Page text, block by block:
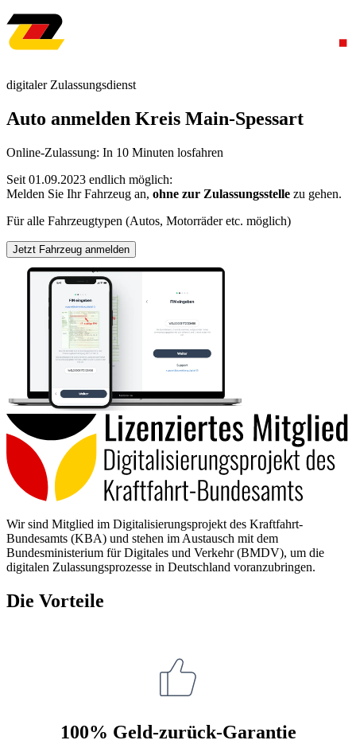
digitaler Zulassungsdienst
Auto anmelden Kreis Main-Spessart
Online-Zulassung: In 10 Minuten losfahren
Seit 01.09.2023 endlich möglich:
Melden Sie Ihr Fahrzeug an, ohne zur Zulassungsstelle zu gehen.
Für alle Fahrzeugtypen (Autos, Motorräder etc. möglich)
Jetzt Fahrzeug anmelden
Wir sind Mitglied im Digitalisierungsprojekt des Kraftfahrt-
Bundesamts (KBA) und stehen im Austausch mit dem
Bundesministerium für Digitales und Verkehr (BMDV), um die
digitalen Zulassungsprozesse in Deutschland voranzubringen.
Die Vorteile
100% Geld-zurück-Garantie